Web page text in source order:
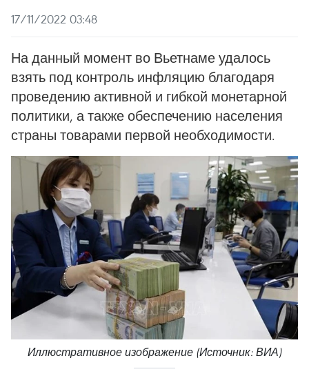
17/11/2022 03:48
На данный момент во Вьетнаме удалось
взять под контроль инфляцию благодаря
проведению активной и гибкой монетарной
политики, а также обеспечению населения
страны товарами первой необходимости.
Иллюстративное изображение (Источник: ВИА)